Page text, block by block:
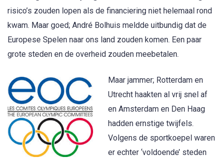
risico’s zouden lopen als de financiering niet helemaal rond
kwam. Maar goed; André Bolhuis meldde uitbundig dat de
Europese Spelen naar ons land zouden komen. Een paar
grote steden en de overheid zouden meebetalen.
Maar jammer; Rotterdam en
Utrecht haakten al vrij snel af
en Amsterdam en Den Haag
hadden ernstige twijfels.
Volgens de sportkoepel waren
er echter ‘voldoende’ steden